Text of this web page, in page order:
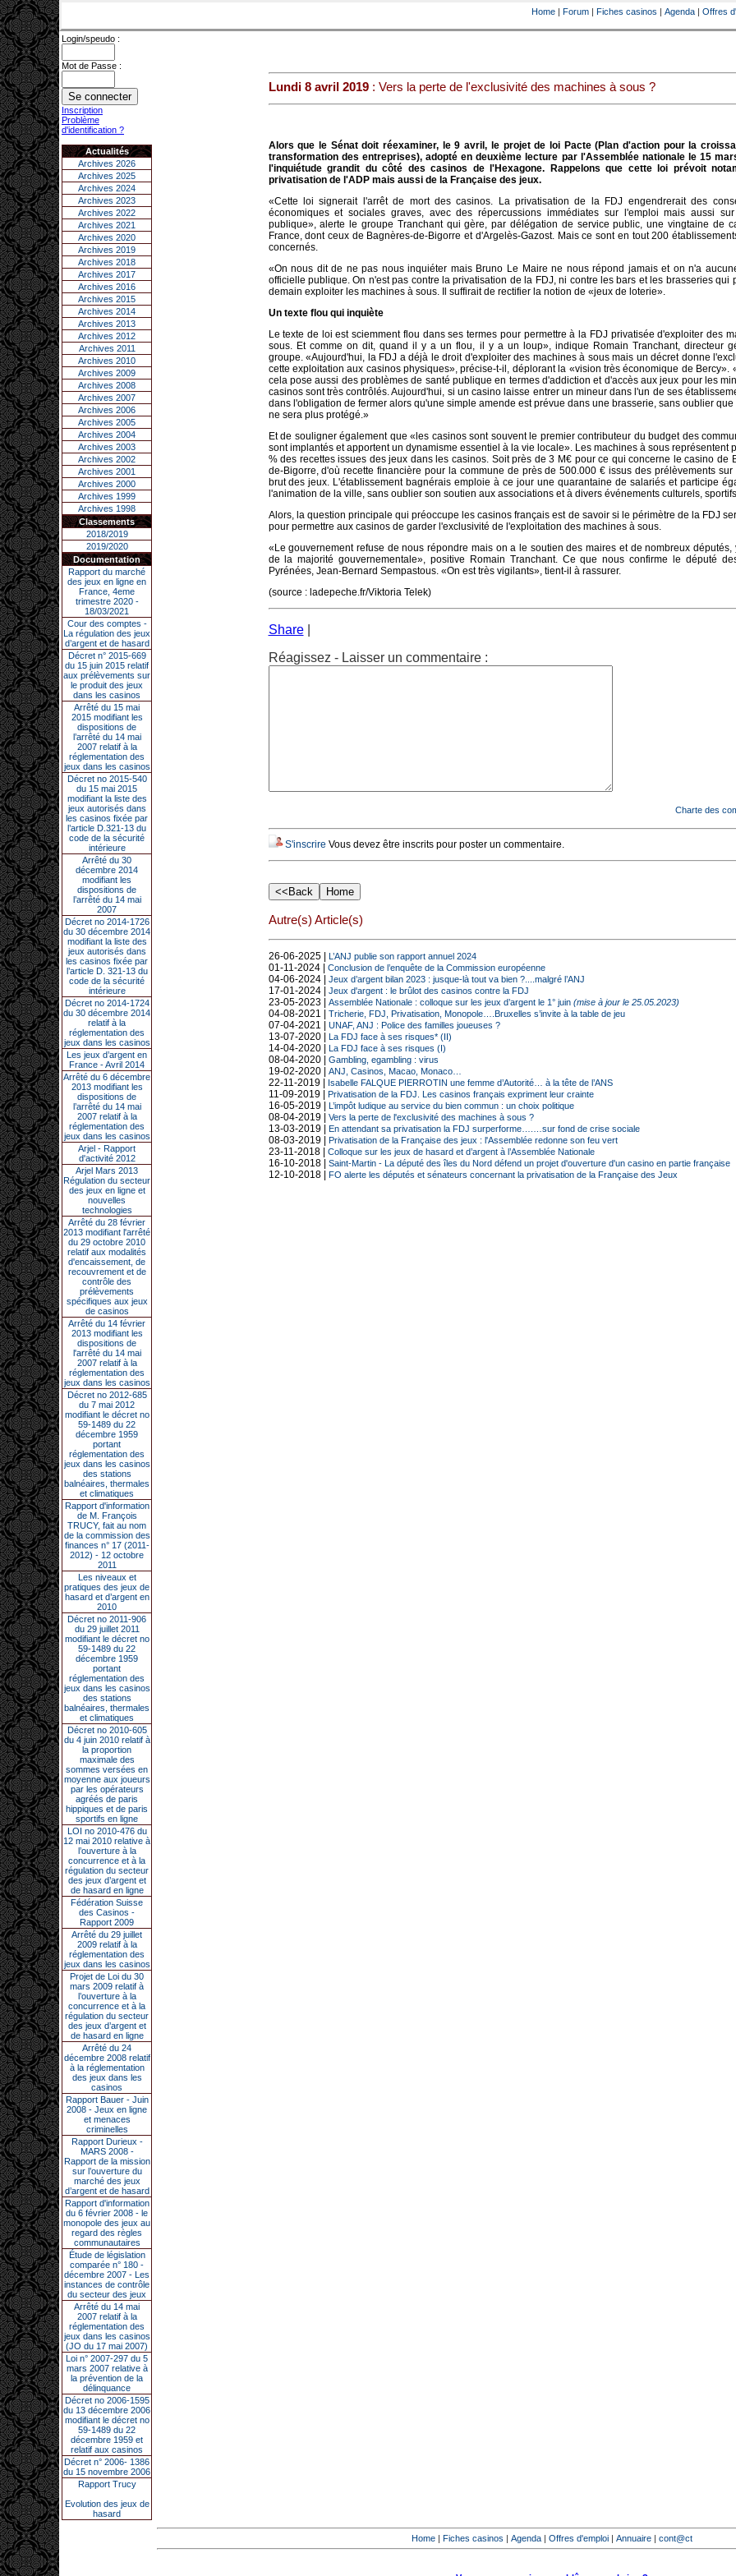
Home | Forum | Fiches casinos | Agenda | Offres
Login/speudo :
Mot de Passe :
Inscription
Problème
d'identification ?
Actualités
Archives 2026
Archives 2025
Archives 2024
Archives 2023
Archives 2022
Archives 2021
Archives 2020
Archives 2019
Archives 2018
Archives 2017
Archives 2016
Archives 2015
Archives 2014
Archives 2013
Archives 2012
Archives 2011
Archives 2010
Archives 2009
Archives 2008
Archives 2007
Archives 2006
Archives 2005
Archives 2004
Archives 2003
Archives 2002
Archives 2001
Archives 2000
Archives 1999
Archives 1998
Classements
2018/2019
2019/2020
Documentation
Rapport du marché
des jeux en ligne en
France, 4eme
trimestre 2020 -
18/03/2021
Cour des comptes -
La régulation des jeux
d’argent et de hasard
Décret n° 2015-669
du 15 juin 2015 relatif
aux prélèvements sur
le produit des jeux
dans les casinos
Arrêté du 15 mai
2015 modifiant les
dispositions de
l’arrêté du 14 mai
2007 relatif à la
réglementation des
jeux dans les casinos
Décret no 2015-540
du 15 mai 2015
modifiant la liste des
jeux autorisés dans
les casinos fixée par
l’article D.321-13 du
code de la sécurité
intérieure
Arrêté du 30
décembre 2014
modifiant les
dispositions de
l’arrêté du 14 mai
2007
Décret no 2014-1726
du 30 décembre 2014
modifiant la liste des
jeux autorisés dans
les casinos fixée par
l’article D. 321-13 du
code de la sécurité
intérieure
Décret no 2014-1724
du 30 décembre 2014
relatif à la
réglementation des
jeux dans les casinos
Les jeux d’argent en
France - Avril 2014
Arrêté du 6 décembre
2013 modifiant les
dispositions de
l’arrêté du 14 mai
2007 relatif à la
réglementation des
jeux dans les casinos
Arjel - Rapport
d'activité 2012
Arjel Mars 2013
Régulation du secteur
des jeux en ligne et
nouvelles
technologies
Arrêté du 28 février
2013 modifiant l'arrêté
du 29 octobre 2010
relatif aux modalités
d'encaissement, de
recouvrement et de
contrôle des
prélèvements
spécifiques aux jeux
de casinos
Arrêté du 14 février
2013 modifiant les
dispositions de
l'arrêté du 14 mai
2007 relatif à la
réglementation des
jeux dans les casinos
Décret no 2012-685
du 7 mai 2012
modifiant le décret no
59-1489 du 22
décembre 1959
portant
réglementation des
jeux dans les casinos
des stations
balnéaires, thermales
et climatiques
Rapport d'information
de M. François
TRUCY, fait au nom
de la commission des
finances n° 17 (2011-
2012) - 12 octobre
2011
Les niveaux et
pratiques des jeux de
hasard et d’argent en
2010
Décret no 2011-906
du 29 juillet 2011
modifiant le décret no
59-1489 du 22
décembre 1959
portant
réglementation des
jeux dans les casinos
des stations
balnéaires, thermales
et climatiques
Décret no 2010-605
du 4 juin 2010 relatif à
la proportion
maximale des
sommes versées en
moyenne aux joueurs
par les opérateurs
agréés de paris
hippiques et de paris
sportifs en ligne
LOI no 2010-476 du
12 mai 2010 relative à
l’ouverture à la
concurrence et à la
régulation du secteur
des jeux d’argent et
de hasard en ligne
Fédération Suisse
des Casinos -
Rapport 2009
Arrêté du 29 juillet
2009 relatif à la
réglementation des
jeux dans les casinos
Projet de Loi du 30
mars 2009 relatif à
l’ouverture à la
concurrence et à la
régulation du secteur
des jeux d’argent et
de hasard en ligne
Arrêté du 24
décembre 2008 relatif
à la réglementation
des jeux dans les
casinos
Rapport Bauer - Juin
2008 - Jeux en ligne
et menaces
criminelles
Rapport Durieux -
MARS 2008 -
Rapport de la mission
sur l’ouverture du
marché des jeux
d’argent et de hasard
Rapport d'information
du 6 février 2008 - le
monopole des jeux au
regard des règles
communautaires
Étude de législation
comparée n° 180 -
décembre 2007 - Les
instances de contrôle
du secteur des jeux
Arrêté du 14 mai
2007 relatif à la
réglementation des
jeux dans les casinos
(JO du 17 mai 2007)
Loi n° 2007-297 du 5
mars 2007 relative à
la prévention de la
délinquance
Décret no 2006-1595
du 13 décembre 2006
modifiant le décret no
59-1489 du 22
décembre 1959 et
relatif aux casinos
Décret n° 2006- 1386
du 15 novembre 2006
Rapport Trucy
Evolution des jeux de
hasard
Lundi 8 avril 2019: Vers la perte de l'exclusivité des machines à sous ?
Alors que le Sénat doit réexaminer, le 9 avril, le projet de loi Pacte (Plan d'action pour la
transformation des entreprises), adopté en deuxième lecture par l'Assemblée nationale le 15
l'inquiétude grandit du côté des casinos de l'Hexagone. Rappelons que cette loi prévoit
privatisation de l'ADP mais aussi de la Française des jeux.
«Cette loi signerait l'arrêt de mort des casinos. La privatisation de la FDJ engendrerait des
économiques et sociales graves, avec des répercussions immédiates sur l'emploi mais aussi
publique», alerte le groupe Tranchant qui gère, par délégation de service public, une vingtaine de
France, dont ceux de Bagnères-de-Bigorre et d'Argelès-Gazost. Mais ce sont en tout 200
concernés.
«On nous dit de ne pas nous inquiéter mais Bruno Le Maire ne nous répond jamais et on n'a
officielle publique. On n'est pas contre la privatisation de la FDJ, ni contre les bars et les brasseries qui
demain exploiter les machines à sous. Il suffirait de rectifier la notion de «jeux de loterie».
Un texte flou qui inquiète
Le texte de loi est sciemment flou dans ses termes pour permettre à la FDJ privatisée d'exploiter des
sous. Et comme on dit, quand il y a un flou, il y a un loup», indique Romain Tranchant, directeur
groupe. «Aujourd'hui, la FDJ a déjà le droit d'exploiter des machines à sous mais un décret donne
cette exploitation aux casinos physiques», précise-t-il, déplorant la «vision très économique de Bercy».
cela pose aussi des problèmes de santé publique en termes d'addiction et d'accès aux jeux pour les
casinos sont très contrôlés. Aujourd'hui, si un casino laisse entrer un mineur dans l'un de ses
dans l'obligation de fermer alors qu'une simple amende est prévue dans une brasserie, sans oublier
ne sera plus protégé.»
Et de souligner également que «les casinos sont souvent le premier contributeur du budget des
sont implantés et apportent un dynamisme essentiel à la vie locale». Les machines à sous représentent
% des recettes issues des jeux dans les casinos. Soit près de 3 M€ pour ce qui concerne le casino de
de-Bigorre, d'où recette financière pour la commune de près de 500.000 € issus des prélèvements sur
brut des jeux. L'établissement bagnérais emploie à ce jour une quarantaine de salariés et participe
l'animation de la ville, sans oublier son soutien aux associations et à divers événements culturels,
Alors, la question principale qui préoccupe les casinos français est de savoir si le périmètre de la FDJ
pour permettre aux casinos de garder l'exclusivité de l'exploitation des machines à sous.
«Le gouvernement refuse de nous répondre mais on a le soutien des maires et de nombreux députés,
de la majorité gouvernementale», positive Romain Tranchant. Ce que nous confirme le député
Pyrénées, Jean-Bernard Sempastous. «On est très vigilants», tient-il à rassurer.
(source : ladepeche.fr/Viktoria Telek)
Share
Réagissez - Laisser un commentaire :
Charte des
S'inscrire Vous devez être inscrits pour poster un commentaire.
Autre(s) Article(s)
26-06-2025 | L’ANJ publie son rapport annuel 2024
01-11-2024 | Conclusion de l’enquête de la Commission européenne
04-06-2024 | Jeux d’argent bilan 2023 : jusque-là tout va bien ?....malgré l’ANJ
17-01-2024 | Jeux d'argent : le brûlot des casinos contre la FDJ
23-05-2023 | Assemblée Nationale : colloque sur les jeux d’argent le 1° juin (mise à jour le 25.05.2023)
04-08-2021 | Tricherie, FDJ, Privatisation, Monopole….Bruxelles s’invite à la table de jeu
07-04-2021 | UNAF, ANJ : Police des familles joueuses ?
13-07-2020 | La FDJ face à ses risques* (II)
14-04-2020 | La FDJ face à ses risques (I)
08-04-2020 | Gambling, egambling : virus
19-02-2020 | ANJ, Casinos, Macao, Monaco…
22-11-2019 | Isabelle FALQUE PIERROTIN une femme d’Autorité… à la tête de l’ANS
11-09-2019 | Privatisation de la FDJ. Les casinos français expriment leur crainte
16-05-2019 | L’impôt ludique au service du bien commun : un choix politique
08-04-2019 | Vers la perte de l'exclusivité des machines à sous ?
13-03-2019 | En attendant sa privatisation la FDJ surperforme….…sur fond de crise sociale
08-03-2019 | Privatisation de la Française des jeux : l'Assemblée redonne son feu vert
23-11-2018 | Colloque sur les jeux de hasard et d’argent à l’Assemblée Nationale
16-10-2018 | Saint-Martin - La député des îles du Nord défend un projet d'ouverture d'un casino en partie française
12-10-2018 | FO alerte les députés et sénateurs concernant la privatisation de la Française des Jeux
Home | Fiches casinos | Agenda | Offres d'emploi | Annuaire | cont@ct